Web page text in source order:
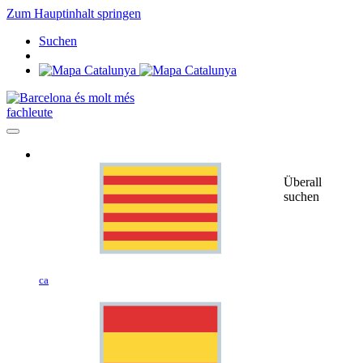
Zum Hauptinhalt springen
Suchen
fachleute
ca
Überall
suchen